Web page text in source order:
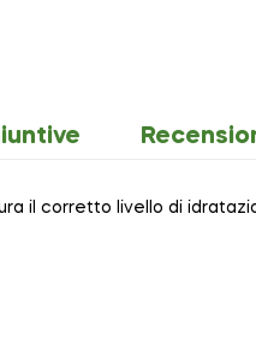
il corretto livello di